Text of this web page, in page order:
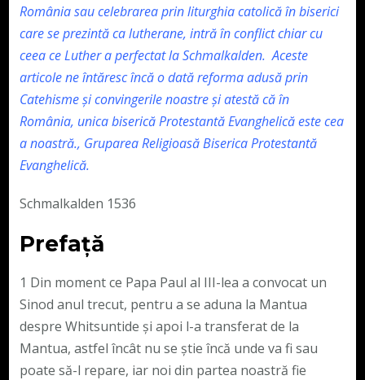
România sau celebrarea prin liturghia catolică în biserici
care se prezintă ca lutherane, intră în conflict chiar cu
ceea ce Luther a perfectat la Schmalkalden. Aceste
articole ne întăresc încă o dată reforma adusă prin
Catehisme și convingerile noastre și atestă că în
România, unica biserică Protestantă Evanghelică este cea
a noastră., Gruparea Religioasă Biserica Protestantă
Evanghelică.
Schmalkalden 1536
Prefaţă
1 Din moment ce Papa Paul al III-lea a convocat un
Sinod anul trecut, pentru a se aduna la Mantua
despre Whitsuntide și apoi l-a transferat de la
Mantua, astfel încât nu se știe încă unde va fi sau
poate să-l repare, iar noi din partea noastră fie